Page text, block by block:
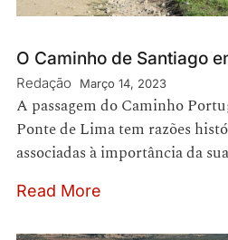
O Caminho de Santiago
Redação Março 14, 2023
A passagem do Caminho
Ponte de Lima tem razões
associadas à importância da
Read More